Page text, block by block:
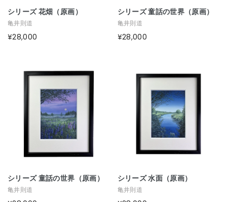
シリーズ 花畑（原画）
亀井則道
¥28,000
シリーズ 童話の世界（原画）
亀井則道
¥28,000
シリーズ 童話の世界（原画）
亀井則道
シリーズ 水面（原画）
亀井則道